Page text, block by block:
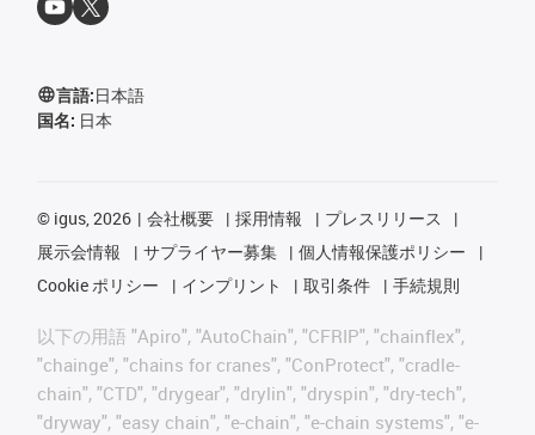
言語:日本語
国名: 日本
© igus, 2026 会社概要 採用情報
プレスリリース
展示会情報
サプライヤー募集
個人情報保護ポリシー
Cookie ポリシー
インプリント 取引条件 手続規則
以下の用語 "Apiro", "AutoChain", "CFRIP", "chainflex",
"chainge", "chains for cranes", "ConProtect", "cradle-
chain", "CTD", "drygear", "drylin", "dryspin", "dry-tech",
"dryway", "easy chain", "e-chain", "e-chain systems", "e-